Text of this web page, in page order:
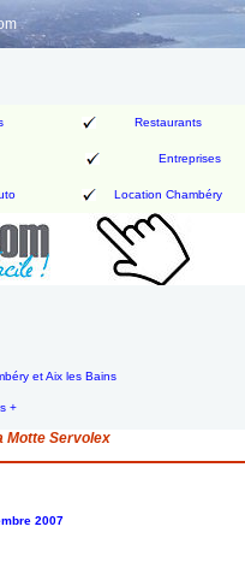
Restaurants
Entreprises
Location Chambéry
et Aix les Bains
+
Motte Servolex
2007